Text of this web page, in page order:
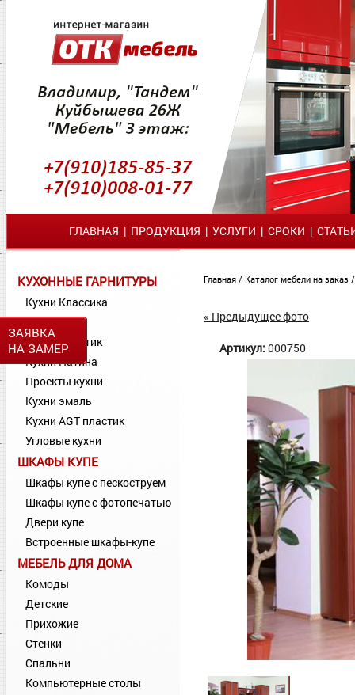
ЗАЯВКА
НА ЗАМЕР
ГЛАВНАЯ | ПРОДУКЦИЯ | УСЛУГИ | СРОКИ |
КУХОННЫЕ ГАРНИТУРЫ
Кухни Классика
Кухни МДФ
Кухни Пластик
Кухни Патина
Проекты кухни
Кухни эмаль
Кухни AGT пластик
Угловые кухни
ШКАФЫ КУПЕ
Шкафы купе с пескоструем
Шкафы купе с фотопечатью
Двери купе
Встроенные шкафы-купе
МЕБЕЛЬ ДЛЯ ДОМА
Комоды
Детские
Прихожие
Стенки
Спальни
Компьютерные столы
Главная / Каталог мебели на заказ
« Предыдущее фото
Артикул: 000750